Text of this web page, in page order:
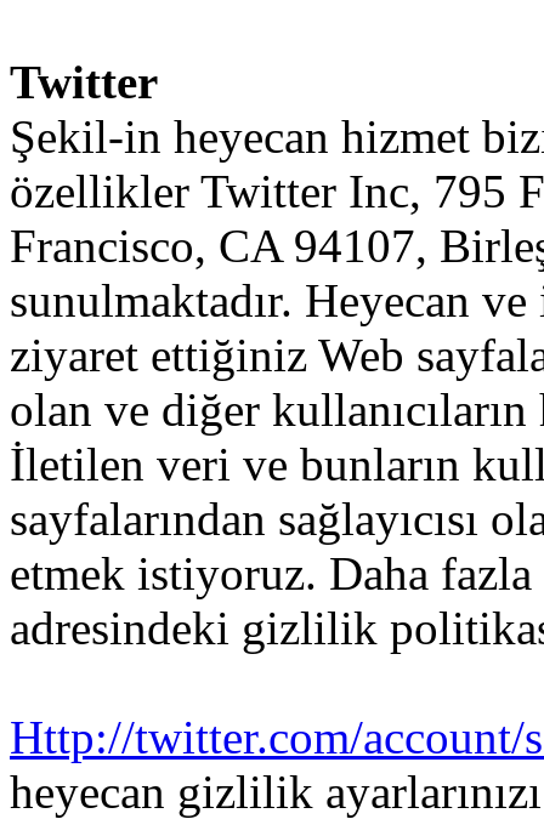
Twitter
Şekil-in heyecan hizmet
özellikler Twitter Inc, 795
Francisco, CA 94107,
sunulmaktadır. Heyecan ve
ziyaret ettiğiniz Web
olan ve diğer kullanıcıların
İletilen veri ve bunların
sayfalarından sağlayıcısı
etmek istiyoruz. Daha fazla
adresindeki gizlilik
Http://twitter.com/account/
heyecan gizlilik ayarlarınızı